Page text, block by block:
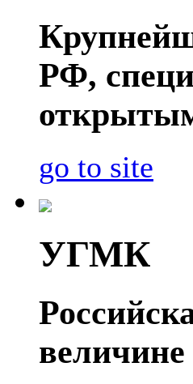
РФ,
go to site
УГМК